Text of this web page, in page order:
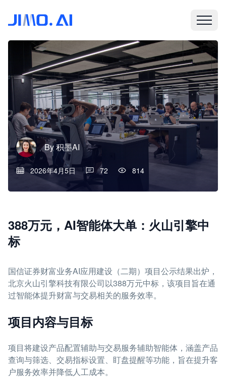
By积墨AI
2026年4月5日 72 814
388万元，AI智能体大单：火山引擎中
标
国信证券财富业务AI应用建设（二期）项目公示结果出炉，
北京火山引擎科技有限公司以388万元中标，该项目旨在通
过智能体提升财富与交易相关的服务效率。
项目内容与目标
项目将建设产品配置辅助与交易服务辅助智能体，涵盖产品
查询与筛选、交易指标设置、盯盘提醒等功能，旨在提升客
户服务效率并降低人工成本。